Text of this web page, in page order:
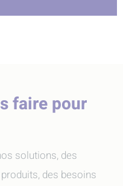
faire pour
solutions, des
des besoins